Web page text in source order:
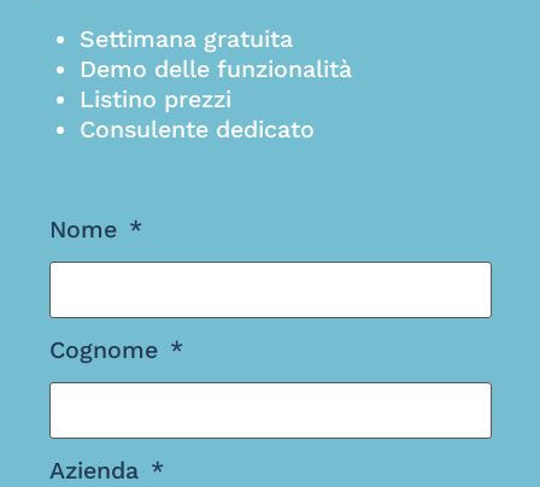
Settimana gratuita
Demo delle funzionalità
Listino prezzi
Consulente dedicato
Nome
Cognome
Azienda